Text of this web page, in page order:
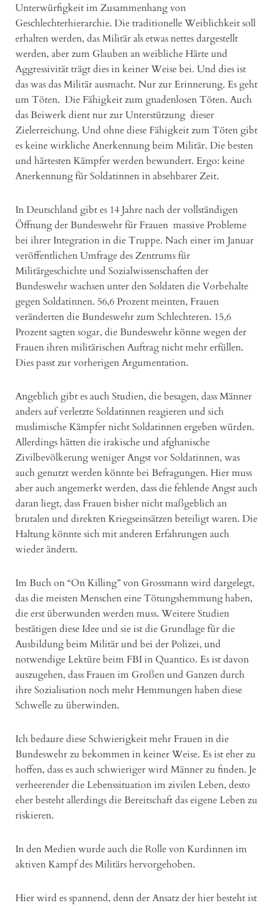
Unterwürfigkeit im Zusammenhang von
Geschlechterhierarchie. Die traditionelle Weiblichkeit soll
erhalten werden, das Militär als etwas nettes dargestellt
werden, aber zum Glauben an weibliche Härte und
Aggressivität trägt dies in keiner Weise bei. Und dies ist
das was das Militär ausmacht. Nur zur Erinnerung. Es geht
um Töten. Die Fähigkeit zum gnadenlosen Töten. Auch
das Beiwerk dient nur zur Unterstützung dieser
Zielerreichung. Und ohne diese Fähigkeit zum Töten gibt
es keine wirkliche Anerkennung beim Militär. Die besten
und härtesten Kämpfer werden bewundert. Ergo: keine
Anerkennung für Soldatinnen in absehbarer Zeit.
In Deutschland gibt es 14 Jahre nach der vollständigen
Öffnung der Bundeswehr für Frauen massive Probleme
bei ihrer Integration in die Truppe. Nach einer im Januar
veröffentlichen Umfrage des Zentrums für
Militärgeschichte und Sozialwissenschaften der
Bundeswehr wachsen unter den Soldaten die Vorbehalte
gegen Soldatinnen. 56,6 Prozent meinten, Frauen
veränderten die Bundeswehr zum Schlechteren. 15,6
Prozent sagten sogar, die Bundeswehr könne wegen der
Frauen ihren militärischen Auftrag nicht mehr erfüllen.
Dies passt zur vorherigen Argumentation.
Angeblich gibt es auch Studien, die besagen, dass Männer
anders auf verletzte Soldatinnen reagieren und sich
muslimische Kämpfer nicht Soldatinnen ergeben würden.
Allerdings hätten die irakische und afghanische
Zivilbevölkerung weniger Angst vor Soldatinnen, was
auch genutzt werden könnte bei Befragungen. Hier muss
aber auch angemerkt werden, dass die fehlende Angst auch
daran liegt, dass Frauen bisher nicht maßgeblich an
brutalen und direkten Kriegseinsätzen beteiligt waren. Die
Haltung könnte sich mit anderen Erfahrungen auch
wieder ändern.
Im Buch on “On Killing” von Grossmann wird dargelegt,
das die meisten Menschen eine Tötungshemmung haben,
die erst überwunden werden muss. Weitere Studien
bestätigen diese Idee und sie ist die Grundlage für die
Ausbildung beim Militär und bei der Polizei, und
notwendige Lektüre beim FBI in Quantico. Es ist davon
auszugehen, dass Frauen im Großen und Ganzen durch
ihre Sozialisation noch mehr Hemmungen haben diese
Schwelle zu überwinden.
Ich bedaure diese Schwierigkeit mehr Frauen in die
Bundeswehr zu bekommen in keiner Weise. Es ist eher zu
hoffen, dass es auch schwieriger wird Männer zu finden. Je
verheerender die Lebenssituation im zivilen Leben, desto
eher besteht allerdings die Bereitschaft das eigene Leben zu
riskieren.
In den Medien wurde auch die Rolle von Kurdinnen im
aktiven Kampf des Militärs hervorgehoben.
Hier wird es spannend, denn der Ansatz der hier besteht ist